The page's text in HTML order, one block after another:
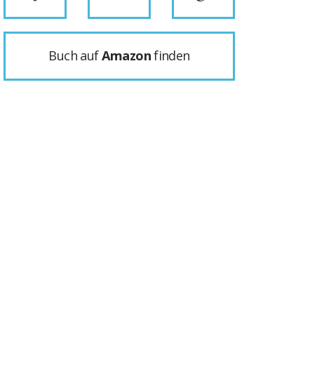
Buch aufAmazonfinden